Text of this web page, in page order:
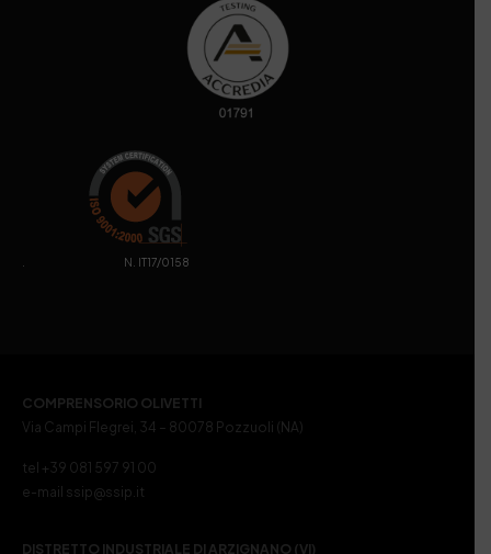
. N. IT17/0158
COMPRENSORIO OLIVETTI
Via Campi Flegrei, 34 – 80078 Pozzuoli (NA)
tel +39 081 597 91 00
e-mail ssip@ssip.it
DISTRETTO INDUSTRIALE DI ARZIGNANO (VI)